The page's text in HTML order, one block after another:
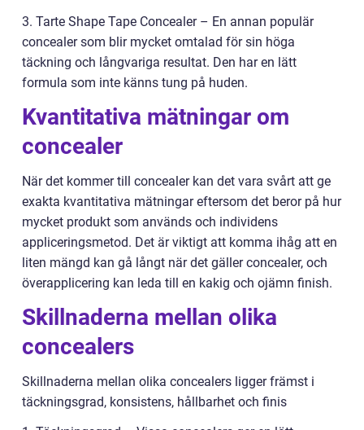
3. Tarte Shape Tape Concealer – En annan populär
concealer som blir mycket omtalad för sin höga
täckning och långvariga resultat. Den har en lätt
formula som inte känns tung på huden.
Kvantitativa mätningar om
concealer
När det kommer till concealer kan det vara svårt att ge
exakta kvantitativa mätningar eftersom det beror på hur
mycket produkt som används och individens
appliceringsmetod. Det är viktigt att komma ihåg att en
liten mängd kan gå långt när det gäller concealer, och
överapplicering kan leda till en kakig och ojämn finish.
Skillnaderna mellan olika
concealers
Skillnaderna mellan olika concealers ligger främst i
täckningsgrad, konsistens, hållbarhet och finis